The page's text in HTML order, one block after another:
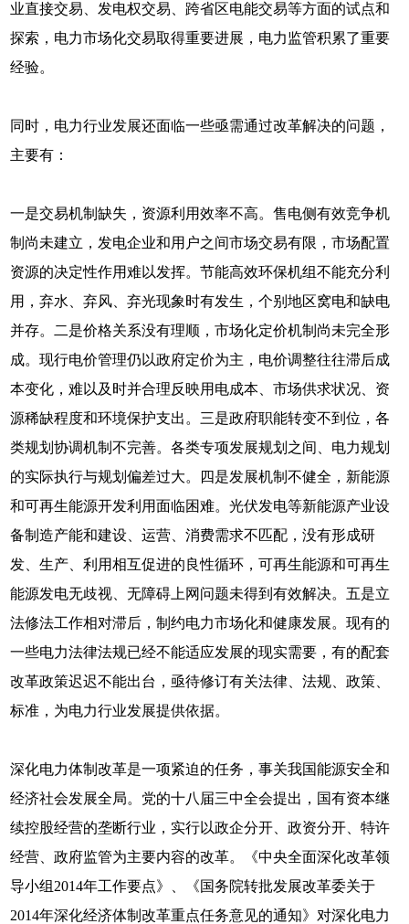
业直接交易、发电权交易、跨省区电能交易等方面的试点和
探索，电力市场化交易取得重要进展，电力监管积累了重要
经验。
同时，电力行业发展还面临一些亟需通过改革解决的问题，
主要有：
一是交易机制缺失，资源利用效率不高。售电侧有效竞争机
制尚未建立，发电企业和用户之间市场交易有限，市场配置
资源的决定性作用难以发挥。节能高效环保机组不能充分利
用，弃水、弃风、弃光现象时有发生，个别地区窝电和缺电
并存。二是价格关系没有理顺，市场化定价机制尚未完全形
成。现行电价管理仍以政府定价为主，电价调整往往滞后成
本变化，难以及时并合理反映用电成本、市场供求状况、资
源稀缺程度和环境保护支出。三是政府职能转变不到位，各
类规划协调机制不完善。各类专项发展规划之间、电力规划
的实际执行与规划偏差过大。四是发展机制不健全，新能源
和可再生能源开发利用面临困难。光伏发电等新能源产业设
备制造产能和建设、运营、消费需求不匹配，没有形成研
发、生产、利用相互促进的良性循环，可再生能源和可再生
能源发电无歧视、无障碍上网问题未得到有效解决。五是立
法修法工作相对滞后，制约电力市场化和健康发展。现有的
一些电力法律法规已经不能适应发展的现实需要，有的配套
改革政策迟迟不能出台，亟待修订有关法律、法规、政策、
标准，为电力行业发展提供依据。
深化电力体制改革是一项紧迫的任务，事关我国能源安全和
经济社会发展全局。党的十八届三中全会提出，国有资本继
续控股经营的垄断行业，实行以政企分开、政资分开、特许
经营、政府监管为主要内容的改革。《中央全面深化改革领
导小组2014年工作要点》、《国务院转批发展改革委关于
2014年深化经济体制改革重点任务意见的通知》对深化电力